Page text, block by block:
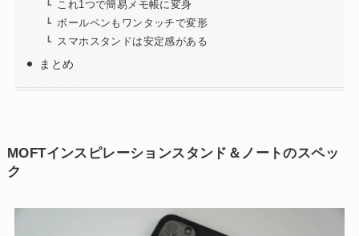
これ1つで簡易メモ帳に変身
ボールペンもワンタッチで変形
スマホスタンドは安定感がある
まとめ
MOFTインスピレーションスタンド＆ノートのスペッ
ク